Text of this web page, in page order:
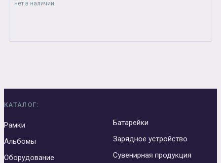
нет в наличии
КАТАЛОГ:
Рамки
Альбомы
Оборудование
Батарейки
Зарядное устройство
Сувенирная продукция